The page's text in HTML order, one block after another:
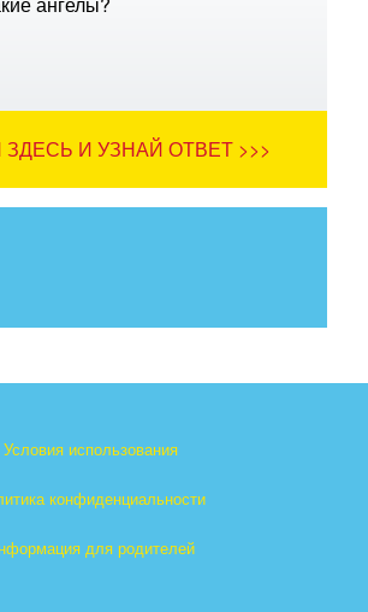
И УЗНАЙ ОТВЕТ >>>
Условия использования
конфиденциальности
для родителей